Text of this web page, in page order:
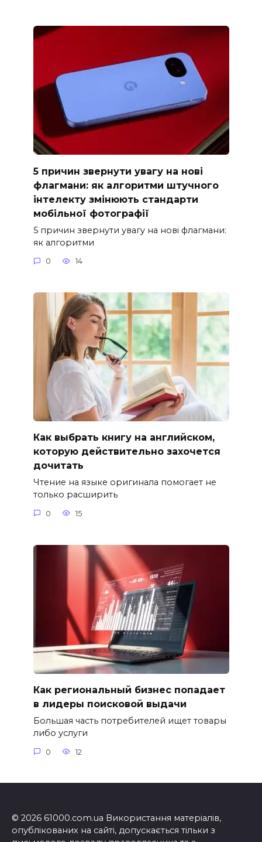
5 причин звернути увагу на нові
флагмани: як алгоритми штучного
інтелекту змінюють стандарти
мобільної фотографії
5 причин звернути увагу на нові флагмани:
як алгоритми
0 14
Как выбрать книгу на английском,
которую действительно захочется
дочитать
Чтение на языке оригинала помогает не
только расширить
0 15
Как региональный бизнес попадает
в лидеры поисковой выдачи
Большая часть потребителей ищет товары
либо услуги
0 12
© 2026 61000.com.ua Використання матеріалів,
опублікованих на сайті, допускається тільки з